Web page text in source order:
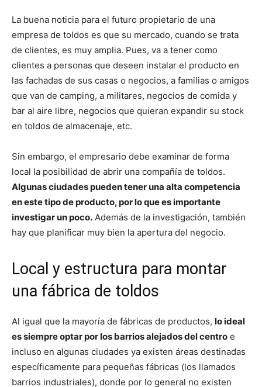
La buena noticia para el futuro propietario de una
empresa de toldos es que su mercado, cuando se trata
de clientes, es muy amplia. Pues, va a tener como
clientes a personas que deseen instalar el producto en
las fachadas de sus casas o negocios, a familias o amigos
que van de camping, a militares, negocios de comida y
bar al aire libre, negocios que quieran expandir su stock
en toldos de almacenaje, etc.
Sin embargo, el empresario debe examinar de forma
local la posibilidad de abrir una compañía de toldos.
Algunas ciudades pueden tener una alta competencia
en este tipo de producto, por lo que es importante
investigar un poco. Además de la investigación, también
hay que planificar muy bien la apertura del negocio.
Local y estructura para montar
una fábrica de toldos
Al igual que la mayoría de fábricas de productos, lo ideal
es siempre optar por los barrios alejados del centro e
incluso en algunas ciudades ya existen áreas destinadas
específicamente para pequeñas fábricas (los llamados
barrios industriales), donde por lo general no existen